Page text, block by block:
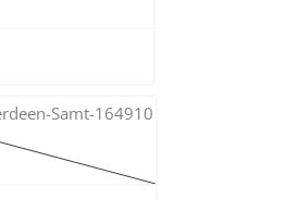
Negro
(Esta opción no está disponible en este